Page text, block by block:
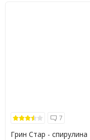
7
Грин Стар - спирулина